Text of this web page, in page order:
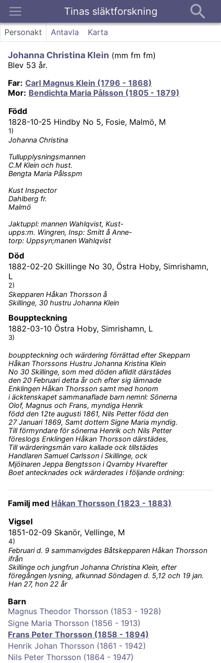
Tinas släktforskning
Kontakt
Personakt Antavla Karta
Johanna Christina Klein (mm fm fm)
Blev 53 år.
Far: Carl Magnus Klein (1796 - 1868)
Mor: Bendichta Maria Pålsson (1805 - 1879)
Född
1828-10-25 Hindby No 5, Fosie, Malmö, M
1)
Johanna Christina
Tullupplysningsmannen
C.M Klein och hust.
Bengta Maria Pålsspm
Kust Inspector
Dahlberg fr.
Malmö
Jaktuppl: mannen Wahlqvist, Kust-
upps:m. Wingren, Insp: Smitt å Anne-
torp: Uppsyn;manen Wahlqvist
Död
1882-02-20 Skillinge No 30, Östra Hoby, Simrishamn,
L
2)
Skepparen Håkan Thorsson å
Skillinge, 30 hustru Johanna Klein
Bouppteckning
1882-03-10 Östra Hoby, Simrishamn, L
3)
bouppteckning och wärdering förrättad efter Skepparn
Håkan Thorssons Hustru Johanna Kristina Klein
No 30 Skillinge, som med döden aflidit därstädes
den 20 Februari detta år och efter sig lämnade
Enklingen Håkan Thorsson samt med honom
i äcktenskapet sammanaflade barn nemnl: Sönerna
Olof, Magnus och Frans, myndiga Henrik
född den 12te augusti 1861, Nils Petter född den
27 Januari 1869, Samt dottern Signe Maria myndig.
Till förmyndare för sönerna Henrik och Nils Petter
föreslogs Enklingen Håkan Thorsson därstädes,
Till wärderingsmän varo kallade ock tillstädes
Handlaren Samuel Carlsson i Skillinge, ock
Mjölnaren Jeppa Bengtsson i Qvarnby Hvarefter
Boet antecknades ock wärderades i följande ordning:
Familj med Håkan Thorsson (1823 - 1883)
Vigsel
1851-02-09 Skanör, Vellinge, M
4)
Februari d. 9 sammanvigdes Båtskepparen Håkan Thorsson
ifrån
Skillinge och jungfrun Johanna Christina Klein, efter
föregången lysning, afkunnad Söndagen d. 5,12 och 19 jan.
Han 27, hon 22 år
Barn
Magnus Theodor Thorsson (1853 - 1928)
Signe Maria Thorsson (1856 - 1913)
Frans Peter Thorsson (1858 - 1894)
Henrik Johan Thorsson (1861 - 1942)
Nils Peter Thorsson (1864 - 1947)